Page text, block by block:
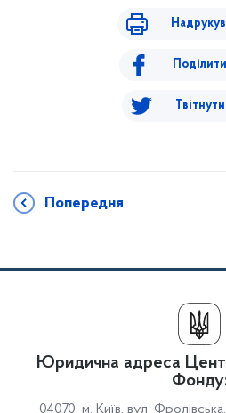
Твітнути
Попередня
Юридична адреса
04070, м. Київ, вул.